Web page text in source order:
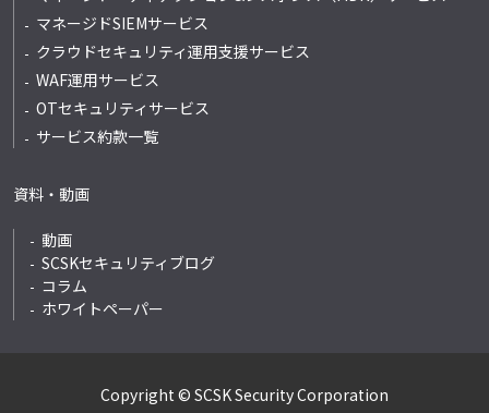
マネージドSIEMサービス
クラウドセキュリティ運用支援サービス
WAF運用サービス
OTセキュリティサービス
サービス約款一覧
資料・動画
動画
SCSKセキュリティブログ
コラム
ホワイトペーパー
Copyright © SCSK Security Corporation